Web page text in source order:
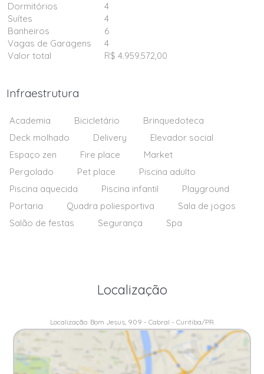
Dormitórios
4
Suítes
4
Banheiros
6
Vagas de Garagens
4
Valor total
R$ 4.959.572,00
Infraestrutura
Academia Bicicletário
Brinquedoteca
Deck molhado
Delivery
Elevador social
Espaço zen
Fire place
Market
Pergolado
Pet place
Piscina adulto
Piscina aquecida
Piscina infantil
Playground
Portaria
Quadra poliesportiva
Sala de jogos
Salão de festas
Segurança Spa
Localização
Localização: Bom Jesus, 909 - Cabral - Curitiba/PR